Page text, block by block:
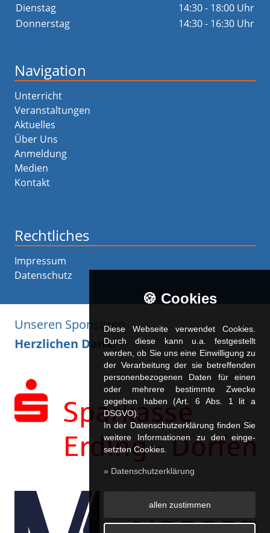
Dienstag
14:30 - 18:00 Uhr
Donnerstag
14:30 - 16:30 Uhr
Navigation
Unterricht
Veranstaltungen
Aktuelles
Über Uns
Anmeldung
Medien
Kontakt
Rechtliches
Impressum
Datenschutz
Unseren Sponsoren
Herzlichen Dank!
🍪 Cookies
Diese Webseite verwendet Cookies.
Durch diese kann u.a. fest­ge­stellt
werden, ob Sie uns eine Einwilligung zu
der Verarbeitung der sie betreffenden
personenbezogenen Daten für einen
oder mehrere bestimmte Zwecke
gegeben haben (Art. 6 Abs. 1 lit a
DSGVO).
In der Datenschutzerklärung finden Sie
weitere Informationen zu den ein­ge­
setz­ten Cookies.
» Datenschutzerklärung
allen zustimmen